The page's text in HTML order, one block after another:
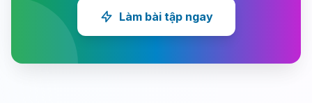
Làm bài tập ngay